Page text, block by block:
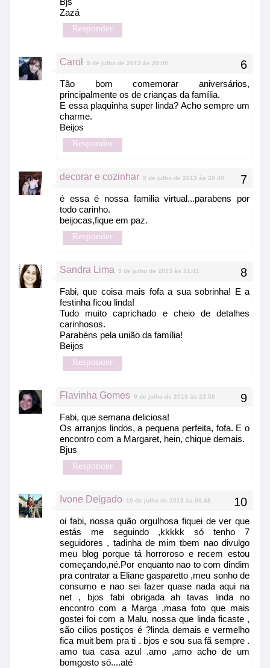
Zazá
Responder
Carol 9 de julho de 2013 às 20:00
Tão bom comemorar aniversários,
principalmente os de crianças da família.
E essa plaquinha super linda? Acho sempre um
charme.
Beijos
Responder
decorar e cozinhar 9 de julho de 2013 às 20:40
é essa é nossa familia virtual...parabens por
todo carinho.
beijocas,fique em paz.
Responder
Sandra Lima 9 de julho de 2013 às 21:41
Fabi, que coisa mais fofa a sua sobrinha! E a
festinha ficou linda!
Tudo muito caprichado e cheio de detalhes
carinhosos.
Parabéns pela união da família!
Beijos
Responder
Flavinha Gomes 9 de julho de 2013 às 23:50
Fabi, que semana deliciosa!
Os arranjos lindos, a pequena perfeita, fofa. E o
encontro com a Margaret, hein, chique demais.
Bjus
Responder
Ivone Delgado 10 de julho de 2013 às 00:48
oi fabi, nossa quão orgulhosa fiquei de ver que
estás me seguindo ,kkkkk só tenho 7
seguidores , tadinha de mim tbem nao divulgo
meu blog porque tá horroroso e recem estou
começando,né.Por enquanto nao to com dindim
pra contratar a Eliane gasparetto ,meu sonho de
consumo e nao sei fazer quase nada aqui na
net , bjos fabi obrigada ah tavas linda no
encontro com a Marga ,masa foto que mais
gostei foi com a Malu, nossa que linda ficaste ,
são cilios postiços é ?linda demais e vermelho
fica muit bem pra ti . bjos e sou sua fã sempre .
amo tua casa azul .amo ,amo acho de um
bomgosto só....até